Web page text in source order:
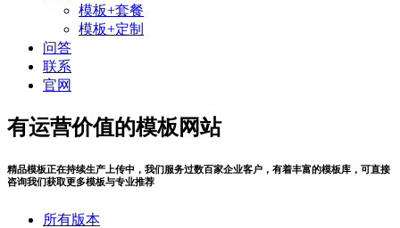
模板+套餐
模板+定制
问答
联系
官网
有运营价值的模板网站
精品模板正在持续生产上传中，我们服务过数百家企业客户，有着丰富的模板库，可直接
咨询我们获取更多模板与专业推荐
所有版本